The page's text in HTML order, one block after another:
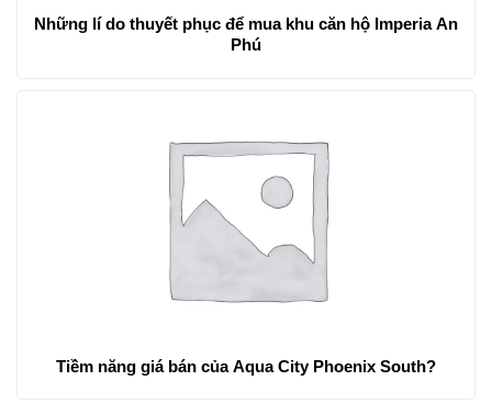
Những lí do thuyết phục để mua khu căn hộ Imperia An
Phú
Tiềm năng giá bán của Aqua City Phoenix South?